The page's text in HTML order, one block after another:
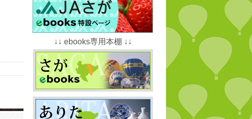
↓↓ ebooks専用本棚 ↓↓